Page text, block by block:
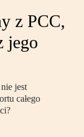
z PCC,
jego
jest
całego